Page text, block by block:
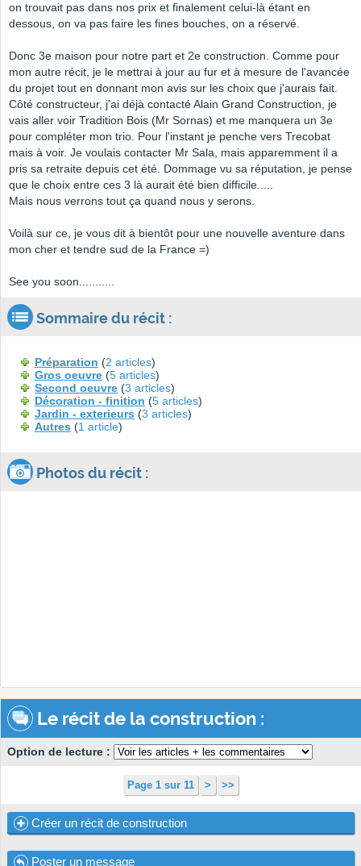
on trouvait pas dans nos prix et finalement celui-là étant en
dessous, on va pas faire les fines bouches, on a réservé.
Donc 3e maison pour notre part et 2e construction. Comme pour
mon autre récit, je le mettrai à jour au fur et à mesure de l'avancée
du projet tout en donnant mon avis sur les choix que j'aurais fait.
Côté constructeur, j'ai déjà contacté Alain Grand Construction, je
vais aller voir Tradition Bois (Mr Sornas) et me manquera un 3e
pour compléter mon trio. Pour l'instant je penche vers Trecobat
mais à voir. Je voulais contacter Mr Sala, mais apparemment il a
pris sa retraite depuis cet été. Dommage vu sa réputation, je pense
que le choix entre ces 3 là aurait été bien difficile.....
Mais nous verrons tout ça quand nous y serons.
Voilà sur ce, je vous dit à bientôt pour une nouvelle aventure dans
mon cher et tendre sud de la France =)
See you soon...........
Sommaire du récit :
Préparation (2 articles)
Gros oeuvre (5 articles)
Second oeuvre (3 articles)
Décoration - finition (5 articles)
Jardin - exterieurs (3 articles)
Autres (1 article)
Photos du récit :
Le récit de la construction :
Option de lecture :
Page 1 sur 11 > >>
Créer un récit de construction
Poster un message